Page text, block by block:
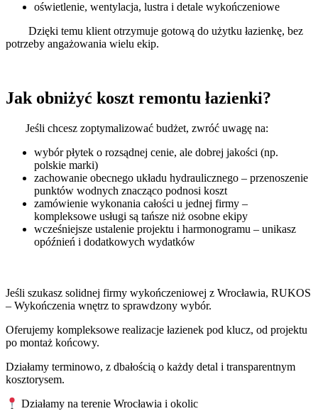
oświetlenie, wentylacja, lustra i detale wykończeniowe
Dzięki temu klient otrzymuje gotową do użytku łazienkę, bez
potrzeby angażowania wielu ekip.
Jak obniżyć koszt remontu łazienki?
Jeśli chcesz zoptymalizować budżet, zwróć uwagę na:
wybór płytek o rozsądnej cenie, ale dobrej jakości (np.
polskie marki)
zachowanie obecnego układu hydraulicznego – przenoszenie
punktów wodnych znacząco podnosi koszt
zamówienie wykonania całości u jednej firmy –
kompleksowe usługi są tańsze niż osobne ekipy
wcześniejsze ustalenie projektu i harmonogramu – unikasz
opóźnień i dodatkowych wydatków
Jeśli szukasz solidnej firmy wykończeniowej z Wrocławia, RUKOS
– Wykończenia wnętrz to sprawdzony wybór.
Oferujemy kompleksowe realizacje łazienek pod klucz, od projektu
po montaż końcowy.
Działamy terminowo, z dbałością o każdy detal i transparentnym
kosztorysem.
Działamy na terenie Wrocławia i okolic